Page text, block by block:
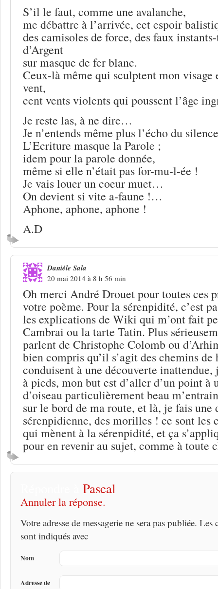
S’il le faut, comme une avalanche,
me débattre à l’arrivée, cet espoir
des camisoles de force, des faux
d’Argent
sur masque de fer blanc.
Ceux-là même qui sculptent mon visage
vent,
cent vents violents qui poussent l’âge
Je reste las, à ne dire…
Je n’entends même plus l’écho du silence
L’Ecriture masque la Parole ;
idem pour la parole donnée,
même si elle n’était pas for-mu-l-ée !
Je vais louer un coeur muet…
On devient si vite a-faune !…
Aphone, aphone, aphone !
A.D
Danièle Sala
20 mai 2014 à 8 h 56 min
Oh merci André Drouet pour toutes ces
votre poème. Pour la sérenpidité, c’est
les explications de Wiki qui m’ont fait
Cambrai ou la tarte Tatin. Plus
parlent de Christophe Colomb ou
bien compris qu’il s’agit des chemins de
conduisent à une découverte inattendue,
à pieds, mon but est d’aller d’un point à
d’oiseau particulièrement beau
sur le bord de ma route, et là, je fais une
sérenpidienne, des morilles ! ce sont les
qui mènent à la sérenpidité, et ça
pour en revenir au sujet, comme à toute
Pascal
Annuler la réponse.
Votre adresse de messagerie ne sera pas publiée.
sont indiqués avec
Nom
Adresse de